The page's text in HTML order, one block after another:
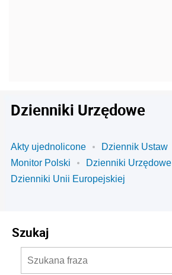
Dzienniki Urzędowe
Akty ujednolicone
Dziennik Ustaw
Monitor Polski
Dzienniki Urzędowe
Dzienniki Unii Europejskiej
Szukaj